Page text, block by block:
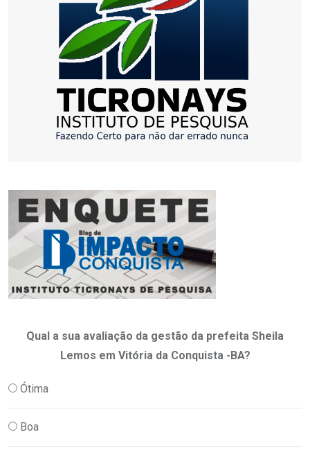
Qual a sua avaliação da gestão da prefeita Sheila
Lemos em Vitória da Conquista -BA?
Ótima
Boa